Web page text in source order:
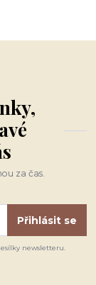
za čas.
Přihlásit se
newsletteru.